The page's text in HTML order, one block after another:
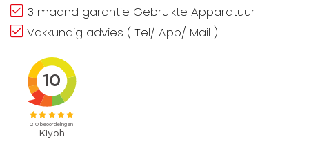
3 maand garantie Gebruikte Apparatuur
Vakkundig advies ( Tel/ App/ Mail )